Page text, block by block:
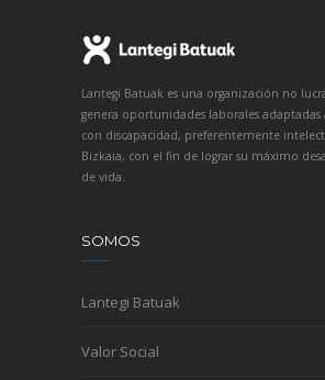
Lantegi Batuak es una organización no
genera oportunidades laborales adaptadas
con discapacidad, preferentemente
Bizkaia, con el fin de lograr su máximo
de vida.
SOMOS
Lantegi Batuak
Valor Social